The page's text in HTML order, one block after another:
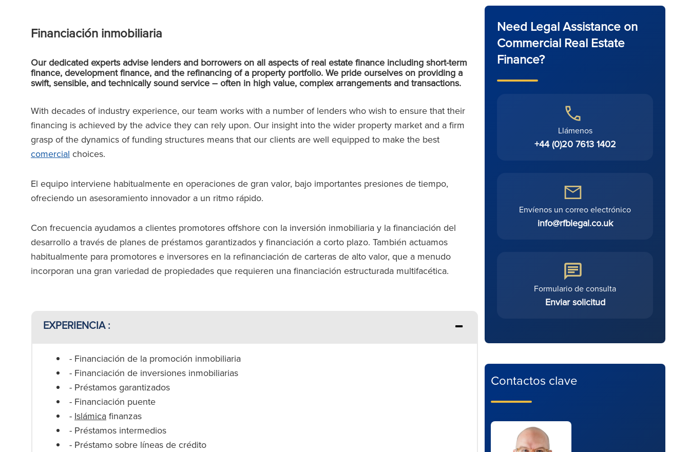
Financiación inmobiliaria
Our dedicated experts advise lenders and borrowers on all aspects of real estate finance including short-term
finance, development finance, and the refinancing of a property portfolio. We pride ourselves on providing a
swift, sensible, and technically sound service – often in high value, complex arrangements and transactions.
With decades of industry experience, our team works with a number of lenders who wish to ensure that their
financing is achieved by the advice they can rely upon. Our insight into the wider property market and a firm
grasp of the dynamics of funding structures means that our clients are well equipped to make the best
comercial choices.
El equipo interviene habitualmente en operaciones de gran valor, bajo importantes presiones de tiempo,
ofreciendo un asesoramiento innovador a un ritmo rápido.
Con frecuencia ayudamos a clientes promotores offshore con la inversión inmobiliaria y la financiación del
desarrollo a través de planes de préstamos garantizados y financiación a corto plazo. También actuamos
habitualmente para promotores e inversores en la refinanciación de carteras de alto valor, que a menudo
incorporan una gran variedad de propiedades que requieren una financiación estructurada multifacética.
EXPERIENCIA :
- Financiación de la promoción inmobiliaria
- Financiación de inversiones inmobiliarias
- Préstamos garantizados
- Financiación puente
- Islámica finanzas
- Préstamos intermedios
- Préstamo sobre líneas de crédito
Need Legal Assistance on
Commercial Real Estate
Finance?
Llámenos
+44 (0)20 7613 1402
Envíenos un correo electrónico
info@rfblegal.co.uk
Formulario de consulta
Enviar solicitud
Contactos clave